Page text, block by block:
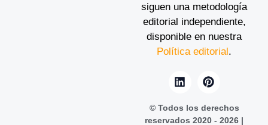
siguen una metodología
editorial independiente,
disponible en nuestra
Política editorial.
© Todos los derechos
reservados 2020 - 2026 |